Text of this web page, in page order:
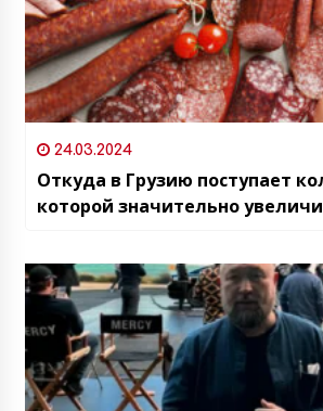
24.03.2024
Откуда в Грузию поступает
которой значительно